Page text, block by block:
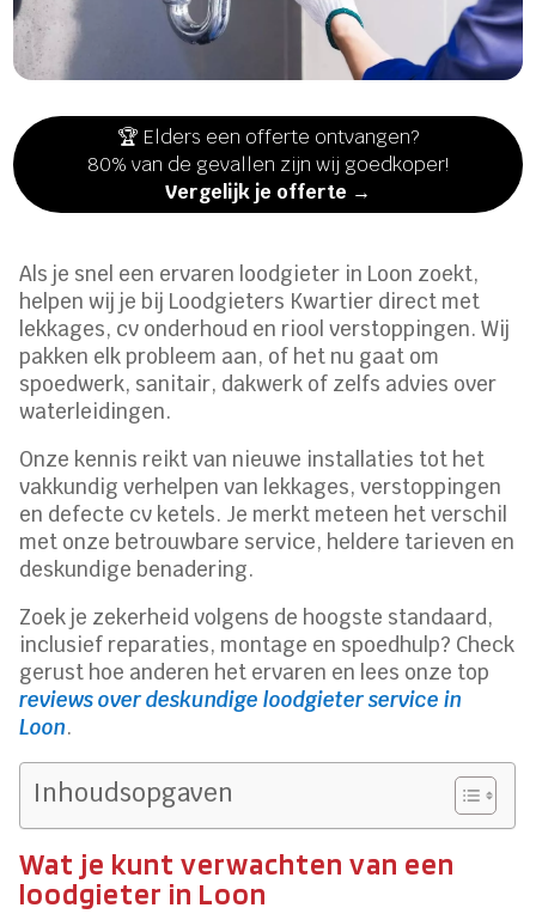
🏆 Elders een offerte ontvangen?
80% van de gevallen zijn wij goedkoper!
Vergelijk je offerte →
Als je snel een ervaren loodgieter in Loon zoekt,
helpen wij je bij Loodgieters Kwartier direct met
lekkages, cv onderhoud en riool verstoppingen. Wij
pakken elk probleem aan, of het nu gaat om
spoedwerk, sanitair, dakwerk of zelfs advies over
waterleidingen.
Onze kennis reikt van nieuwe installaties tot het
vakkundig verhelpen van lekkages, verstoppingen
en defecte cv ketels. Je merkt meteen het verschil
met onze betrouwbare service, heldere tarieven en
deskundige benadering.
Zoek je zekerheid volgens de hoogste standaard,
inclusief reparaties, montage en spoedhulp? Check
gerust hoe anderen het ervaren en lees onze top
reviews over deskundige loodgieter service in
Loon.
Inhoudsopgaven
Wat je kunt verwachten van een
loodgieter in Loon